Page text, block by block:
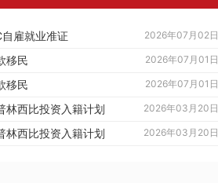
2026年07月02日
雇就业准证
2026年07月01日
移民
2026年07月01日
移民
2026年03月20日
林西比投资入籍计划
2026年03月20日
林西比投资入籍计划